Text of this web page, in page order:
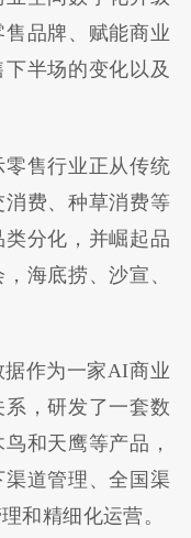
品牌、赋能商业
半场的变化以及
售行业正从传统
费、种草消费等
分化，并崛起品
海底捞、沙宣、
作为一家AI商业
，研发了一套数
和天鹰等产品，
道管理、全国渠
和精细化运营。